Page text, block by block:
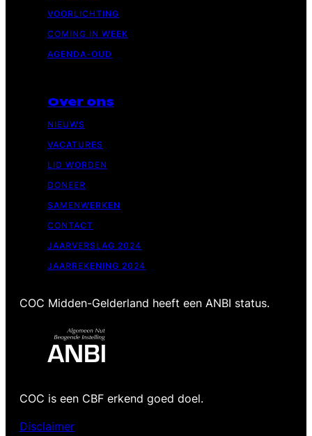
VOORLICHTING
COMING IN WEEK
AGENDA-OUD
Over ons
NIEUWS
VACATURES
LID WORDEN
DONEER
SAMENWERKEN
CONTACT
JAARVERSLAG 2024
JAARREKENING 2024
COC Midden-Gelderland heeft een ANBI status.
COC is een CBF erkend goed doel.
Disclaimer